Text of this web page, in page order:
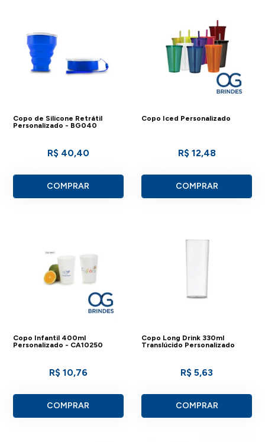
Copo de Silicone Retrátil
Personalizado - BG040
R$ 40,40
COMPRAR
Copo Iced Personalizado
R$ 12,48
COMPRAR
Copo Infantil 400ml
Personalizado - CA10250
R$ 10,76
COMPRAR
Copo Long Drink 330ml
Translúcido Personalizado
R$ 5,63
COMPRAR